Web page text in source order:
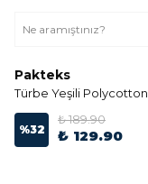
Pakteks
Türbe Yeşili Polycotton
%32
₺ 189.90
₺ 129.90